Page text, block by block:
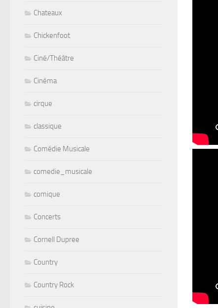
Chateaux
Chickenfoot
Ciné/Théâtre
Cinéma
cirque
classique
Comédie Musicale
comedie_musicale
comique
Concerts
Cornell Dupree
Country
Country Rock